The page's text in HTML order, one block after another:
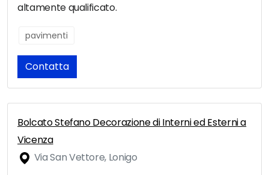
altamente qualificato.
pavimenti
Contatta
Bolcato Stefano Decorazione di Interni ed Esterni a
Vicenza
Via San Vettore, Lonigo